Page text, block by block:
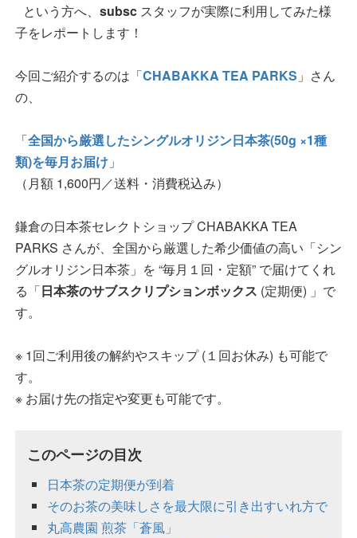
という方へ、 subsc スタッフが実際に利用してみた様
子をレポートします！
今回ご紹介するのは「CHABAKKA TEA PARKS 」さん
の、
「全国から厳選したシングルオリジン日本茶(50g ×1種
類)を毎月お届け 」
（月額 1,600円／送料・消費税込み）
鎌倉の日本茶セレクトショップ CHABAKKA TEA
PARKS さんが、全国から厳選した希少価値の高い「シン
グルオリジン日本茶」を “毎月１回・定額” で届けてくれ
る「日本茶のサブスクリプションボックス (定期便) 」で
す。
※ 1回ご利用後の解約やスキップ (１回お休み) も可能で
す。
※ お届け先の指定や変更も可能です。
このページの目次
日本茶の定期便が到着
そのお茶の美味しさを最大限に引き出すいれ方で
丸高農園 煎茶「蒼風」